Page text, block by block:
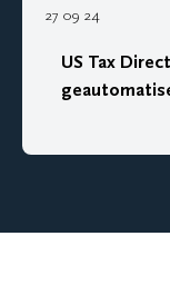
27 09 24
US Tax